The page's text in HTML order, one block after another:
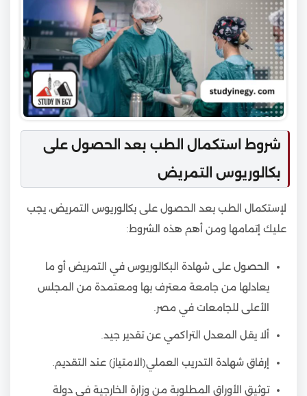
شروط استكمال الطب بعد الحصول على
بكالوريوس التمريض
لإستكمال الطب بعد الحصول على بكالوريوس التمريض، يجب
عليك إتمامها ومن أهم هذه الشروط:
الحصول على شهادة البكالوريوس في التمريض أو ما
يعادلها من جامعة معترف بها ومعتمدة من المجلس
الأعلى للجامعات في مصر.
ألا يقل المعدل التراكمي عن تقدير جيد.
إرفاق شهادة التدريب العملي(الامتياز) عند التقديم.
توثيق الأوراق المطلوبة من وزارة الخارجية في دولة